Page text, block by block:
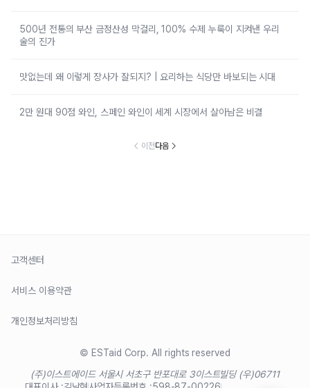
500년 전통의 부산 금정산성 막걸리, 100% 수제 누룩이 지켜낸 우리
술의 진가
맛없는데 왜 이렇게 장사가 잘되지? | 요리하는 식당만 바보되는 시대
2만 원대 90점 와인, 스페인 와인이 세계 시장에서 살아남은 비결
이전다음
고객센터
서비스 이용약관
개인정보처리방침
© ESTaid Corp. All rights reserved
(주)이스트에이드 서울시 서초구 반포대로 3이스트빌딩 (우)06711